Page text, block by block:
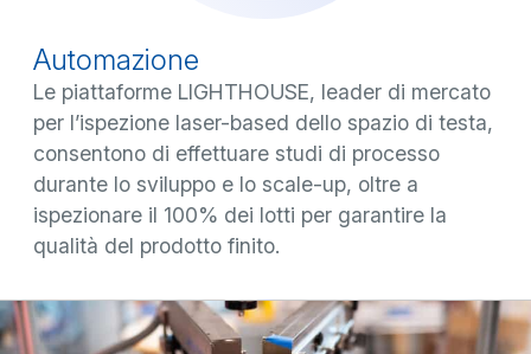
Automazione
Le piattaforme LIGHTHOUSE, leader di mercato
per l’ispezione laser-based dello spazio di testa,
consentono di effettuare studi di processo
durante lo sviluppo e lo scale-up, oltre a
ispezionare il 100% dei lotti per garantire la
qualità del prodotto finito.